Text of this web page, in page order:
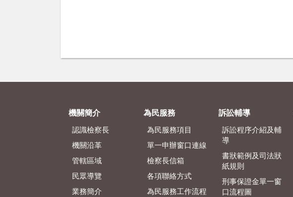
機關簡介
認識檢察長
機關沿革
管轄區域
民眾導覽
業務簡介
為民服務
為民服務項目
單一申辦窗口連線
檢察長信箱
各項聯絡方式
為民服務工作流程
訴訟輔導
訴訟程序介紹及輔
導
書狀範例及司法狀
紙規則
刑事保證金單一窗
口流程圖